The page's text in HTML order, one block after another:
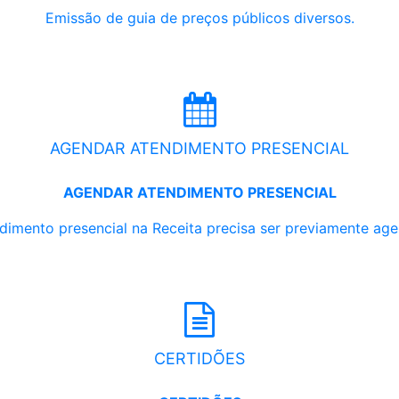
Emissão de guia de preços públicos diversos.
AGENDAR ATENDIMENTO PRESENCIAL
AGENDAR ATENDIMENTO PRESENCIAL
presencial na Receita precisa ser previamente
CERTIDÕES